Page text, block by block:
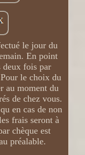
le jour du
En point
deux fois par
le choix du
au moment du
de chez vous.
en cas de non
frais seront à
chèque est
préalable.